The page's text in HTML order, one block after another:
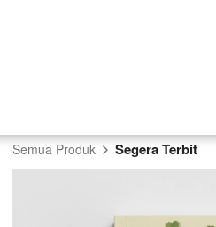
Semua Produk Segera Terbit